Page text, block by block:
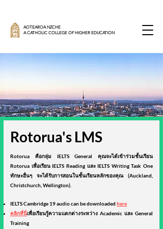
AOTEAROA NZCHE
A CATHOLIC COLLEGE OF HIGHER EDUCATION
Rotorua's LMS
Rotorua คือกลุ่ม IELTS General คุณจะได้เข้าร่วมชั้นเรียน
Rotorua เพื่อเรียน IELTS Reading และ IELTS Writing Task One
ทักษะอื่นๆ จะได้รับการสอนในชั้นเรียนหลักของคุณ (Auckland,
Christchurch, Wellington).
IELTS Cambridge 19 audio can be downloaded here
คลิกที่นี่เพื่อเรียนรู้ความแตกต่างระหว่าง Academic และ General
Training